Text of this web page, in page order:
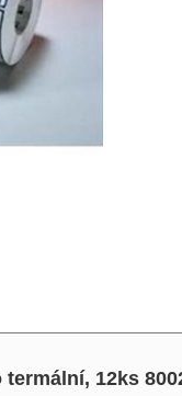
12ks